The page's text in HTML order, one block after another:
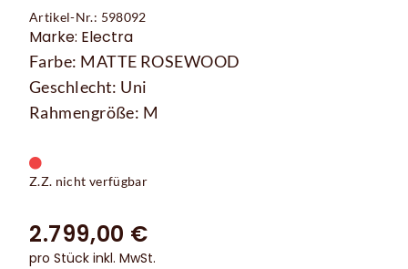
Artikel-Nr.: 598092
Marke: Electra
Farbe: MATTE ROSEWOOD
Geschlecht: Uni
Rahmengröße: M
Z.Z. nicht verfügbar
2.799,00 €
pro Stück inkl. MwSt.